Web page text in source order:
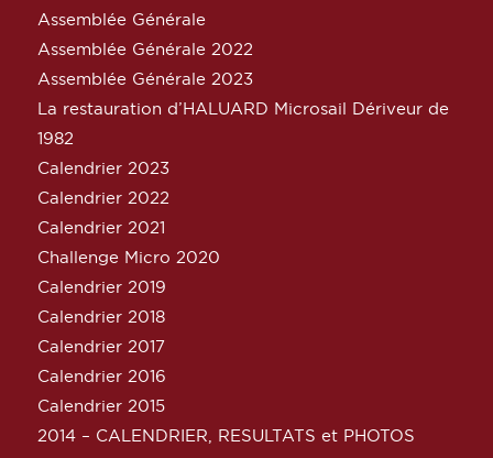
Assemblée Générale
Assemblée Générale 2022
Assemblée Générale 2023
La restauration d’HALUARD Microsail Dériveur de
1982
Calendrier 2023
Calendrier 2022
Calendrier 2021
Challenge Micro 2020
Calendrier 2019
Calendrier 2018
Calendrier 2017
Calendrier 2016
Calendrier 2015
2014 – CALENDRIER, RESULTATS et PHOTOS